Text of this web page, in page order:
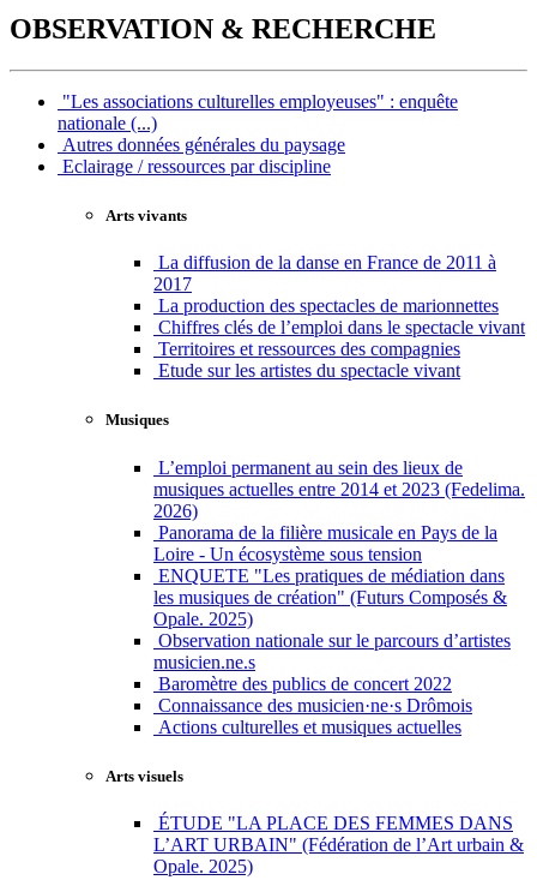
OBSERVATION & RECHERCHE
"Les associations culturelles employeuses" : enquête
nationale (...)
Autres données générales du paysage
Eclairage / ressources par discipline
Arts vivants
La diffusion de la danse en France de 2011 à
2017
La production des spectacles de marionnettes
Chiffres clés de l’emploi dans le spectacle vivant
Territoires et ressources des compagnies
Etude sur les artistes du spectacle vivant
Musiques
L’emploi permanent au sein des lieux de
musiques actuelles entre 2014 et 2023 (Fedelima.
2026)
Panorama de la filière musicale en Pays de la
Loire - Un écosystème sous tension
ENQUETE "Les pratiques de médiation dans
les musiques de création" (Futurs Composés &
Opale. 2025)
Observation nationale sur le parcours d’artistes
musicien.ne.s
Baromètre des publics de concert 2022
Connaissance des musicien·ne·s Drômois
Actions culturelles et musiques actuelles
Arts visuels
ÉTUDE "LA PLACE DES FEMMES DANS
L’ART URBAIN" (Fédération de l’Art urbain &
Opale. 2025)